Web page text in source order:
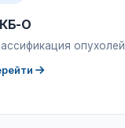
О
опухолей